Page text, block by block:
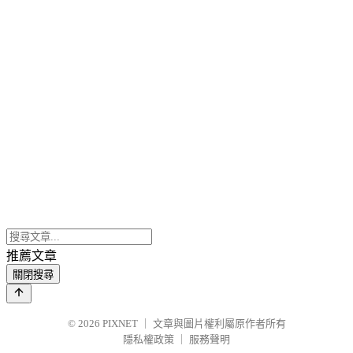
推薦文章
關閉搜尋
© 2026 PIXNET
文章與圖片權利屬原作者所有
隱私權政策
服務聲明